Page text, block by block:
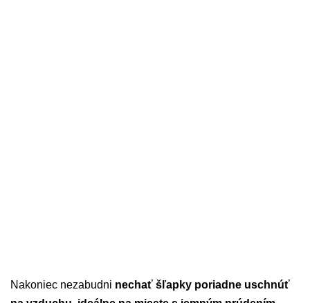
Nakoniec nezabudni nechať šľapky poriadne uschnúť